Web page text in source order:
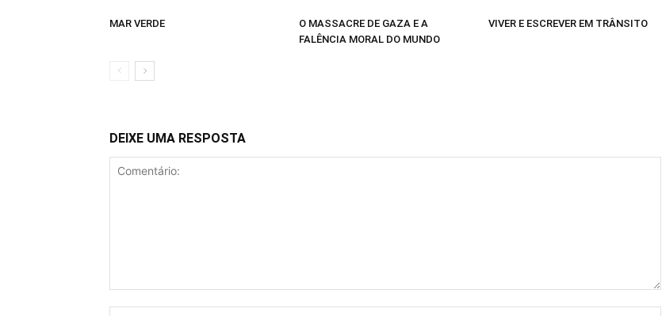
MAR VERDE
O MASSACRE DE GAZA E A
FALÊNCIA MORAL DO MUNDO
VIVER E ESCREVER EM TRÂNSITO
DEIXE UMA RESPOSTA